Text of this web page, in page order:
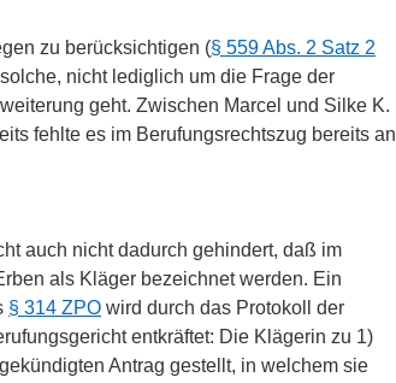
zu berücksichtigen (§ 559 Abs. 2 Satz 2
nicht lediglich um die Frage der
geht. Zwischen Marcel und Silke K.
fehlte es im Berufungsrechtszug bereits an
auch nicht dadurch gehindert, daß im
als Kläger bezeichnet werden. Ein
§ 314 ZPO wird durch das Protokoll der
entkräftet: Die Klägerin zu 1)
Antrag gestellt, in welchem sie